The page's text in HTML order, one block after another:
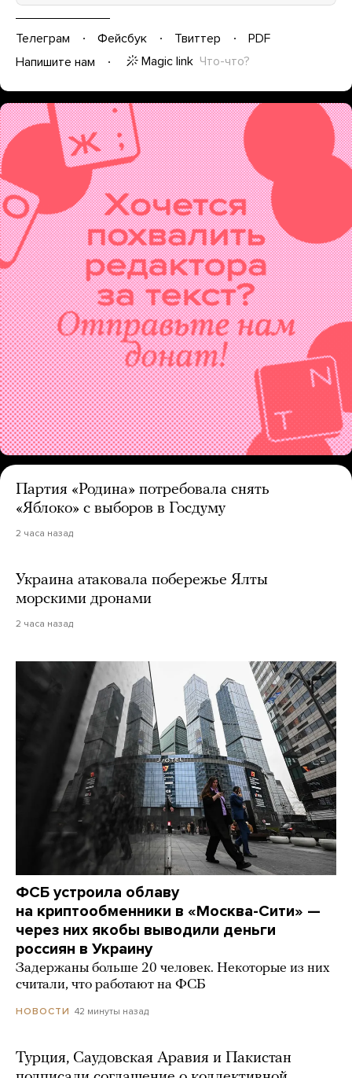
Телеграм Фейсбук Твиттер
PDF
Напишите нам
Magic link Что-что?
Партия «Родина» потребовала снять
«Яблоко» с выборов в Госдуму
2 часа назад
Украина атаковала побережье Ялты
морскими дронами
2 часа назад
ФСБ устроила облаву
на криптообменники в «Москва-Сити» —
через них якобы выводили деньги
россиян в Украину
Задержаны больше 20 человек. Некоторые из них
считали, что работают на ФСБ
НОВОСТИ 42 минуты назад
Турция, Саудовская Аравия и Пакистан